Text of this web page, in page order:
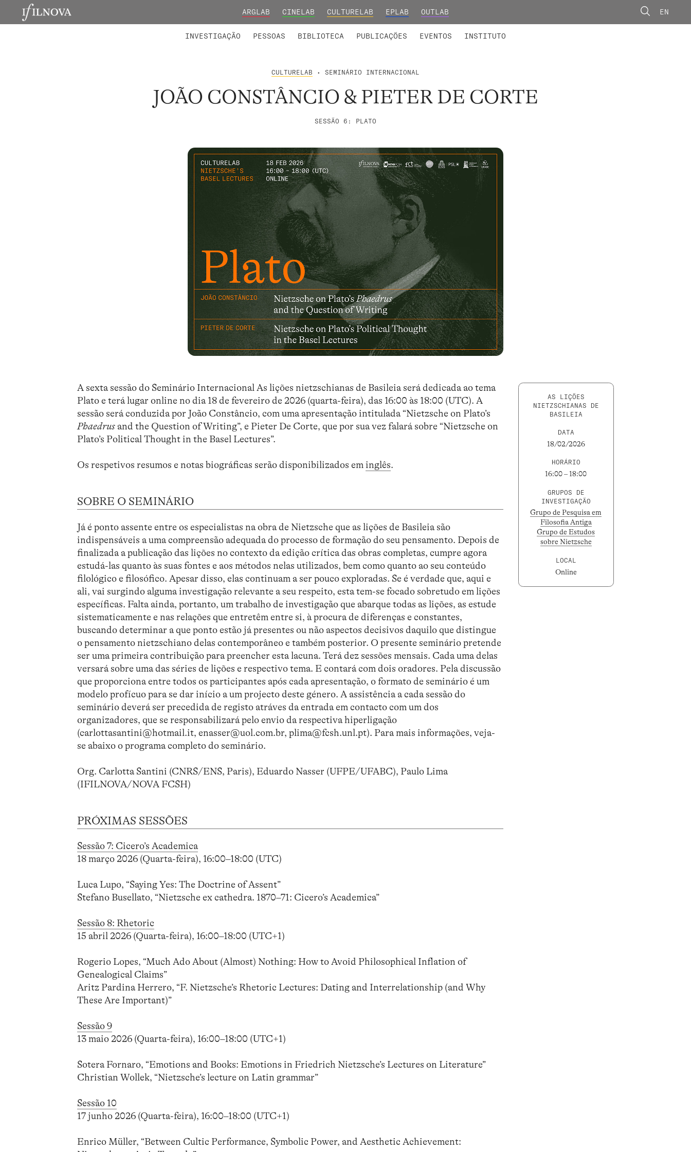
ARGLAB CINELAB CULTURELAB EPLAB OUTLAB EN
INVESTIGAÇÃO PESSOAS BIBLIOTECA PUBLICAÇÕES EVENTOS INSTITUTO
CULTURELAB • SEMINÁRIO INTERNACIONAL
JOÃO CONSTÂNCIO & PIETER DE CORTE
SESSÃO 6: PLATO
A sexta sessão do Seminário Internacional As lições nietzschianas de Basileia será dedicada ao tema
Plato e terá lugar online no dia 18 de fevereiro de 2026 (quarta-feira), das 16:00 às 18:00 (UTC). A
sessão será conduzida por João Constâncio, com uma apresentação intitulada “Nietzsche on Plato’s
Phaedrusand the Question of Writing”, e Pieter De Corte, que por sua vez falará sobre “Nietzsche on
Plato’s Political Thought in the Basel Lectures”.
Os respetivos resumos e notas biográficas serão disponibilizados eminglês.
SOBRE O SEMINÁRIO
Já é ponto assente entre os especialistas na obra de Nietzsche que as lições de Basileia são
indispensáveis a uma compreensão adequada do processo de formação do seu pensamento. Depois de
finalizada a publicação das lições no contexto da edição crítica das obras completas, cumpre agora
estudá-las quanto às suas fontes e aos métodos nelas utilizados, bem como quanto ao seu conteúdo
filológico e filosófico. Apesar disso, elas continuam a ser pouco exploradas. Se é verdade que, aqui e
ali, vai surgindo alguma investigação relevante a seu respeito, esta tem-se focado sobretudo em lições
específicas. Falta ainda, portanto, um trabalho de investigação que abarque todas as lições, as estude
sistematicamente e nas relações que entretêm entre si, à procura de diferenças e constantes,
buscando determinar a que ponto estão já presentes ou não aspectos decisivos daquilo que distingue
o pensamento nietzschiano delas contemporâneo e também posterior. O presente seminário pretende
ser uma primeira contribuição para preencher esta lacuna. Terá dez sessões mensais. Cada uma delas
versará sobre uma das séries de lições e respectivo tema. E contará com dois oradores. Pela discussão
que proporciona entre todos os participantes após cada apresentação, o formato de seminário é um
modelo profícuo para se dar início a um projecto deste género. A assistência a cada sessão do
seminário deverá ser precedida de registo atráves da entrada em contacto com um dos
organizadores, que se responsabilizará pelo envio da respectiva hiperligação
(carlottasantini@hotmail.it, enasser@uol.com.br, plima@fcsh.unl.pt). Para mais informações, veja-
se abaixo o programa completo do seminário.
Org. Carlotta Santini (CNRS/ENS, Paris), Eduardo Nasser (UFPE/UFABC), Paulo Lima
(IFILNOVA/NOVA FCSH)
PRÓXIMAS SESSÕES
Sessão 7: Cicero’s Academica
18 março 2026 (Quarta-feira), 16:00–18:00 (UTC)
Luca Lupo, “Saying Yes: The Doctrine of Assent”
Stefano Busellato, “Nietzsche ex cathedra. 1870–71: Cicero’s Academica”
Sessão 8: Rhetoric
15 abril 2026 (Quarta-feira), 16:00–18:00 (UTC+1)
Rogerio Lopes, “Much Ado About (Almost) Nothing: How to Avoid Philosophical Inflation of
Genealogical Claims”
Aritz Pardina Herrero, “F. Nietzsche’s Rhetoric Lectures: Dating and Interrelationship (and Why
These Are Important)”
Sessão 9
13 maio 2026 (Quarta-feira), 16:00–18:00 (UTC+1)
Sotera Fornaro, “Emotions and Books: Emotions in Friedrich Nietzsche’s Lectures on Literature”
Christian Wollek, “Nietzsche’s lecture on Latin grammar”
Sessão 10
17 junho 2026 (Quarta-feira), 16:00–18:00 (UTC+1)
Enrico Müller, “Between Cultic Performance, Symbolic Power, and Aesthetic Achievement:
AS LIÇÕES
NIETZSCHIANAS DE
BASILEIA
DATA
18/02/2026
HORÁRIO
16:00 – 18:00
GRUPOS DE
INVESTIGAÇÃO
Grupo de Pesquisa em
Filosofia Antiga
Grupo de Estudos
sobre Nietzsche
LOCAL
Online